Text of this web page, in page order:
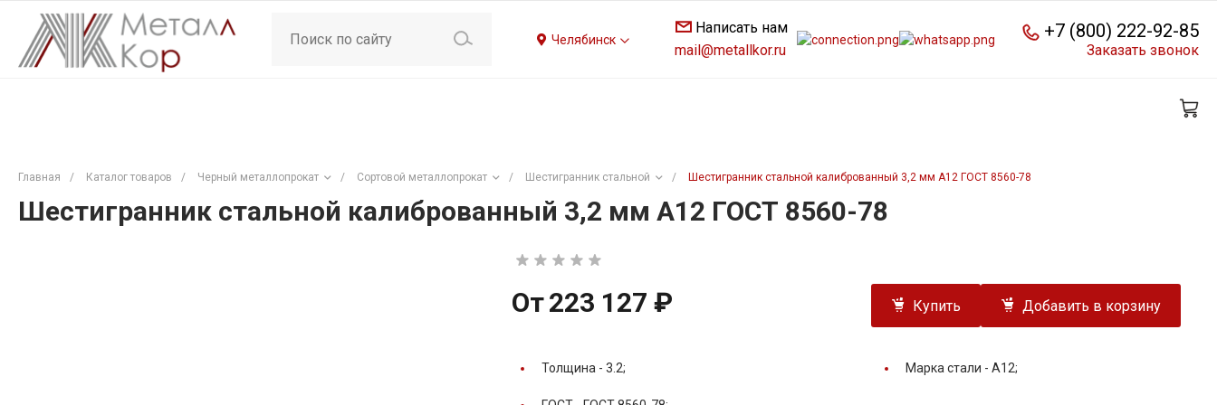
Челябинск
Написать нам
mail@metallkor.ru
+7 (800) 222-92-85
Заказать звонок
Главная / Каталог товаров / Черный металлопрокат / Сортовой металлопрокат / Шестигранник стальной / Шестигранник стальной калиброванный 3,2 мм А12 ГОСТ 8560-78
Шестигранник стальной калиброванный 3,2 мм А12 ГОСТ 8560-78
От223 127 ₽ Купить Добавить в корзину
Толщина - 3.2; Марка стали - А12;